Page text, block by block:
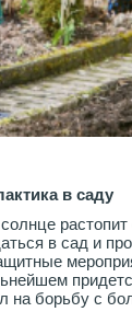
в саду
в сад и
на борьбу с